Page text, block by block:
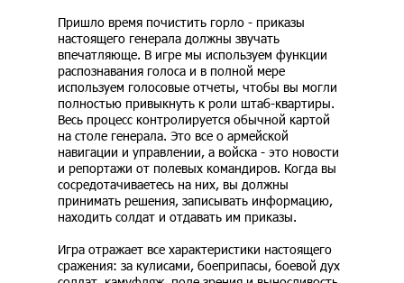
Пришло время почистить горло - приказы
настоящего генерала должны звучать
впечатляюще. В игре мы используем функции
распознавания голоса и в полной мере
используем голосовые отчеты, чтобы вы могли
полностью привыкнуть к роли штаб-квартиры.
Весь процесс контролируется обычной картой
на столе генерала. Это все о армейской
навигации и управлении, а войска - это новости
и репортажи от полевых командиров. Когда вы
сосредотачиваетесь на них, вы должны
принимать решения, записывать информацию,
находить солдат и отдавать им приказы.
Игра отражает все характеристики настоящего
сражения: за кулисами, боеприпасы, боевой дух